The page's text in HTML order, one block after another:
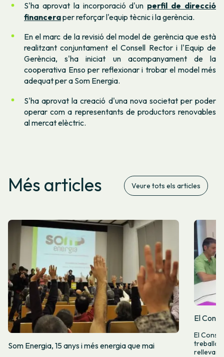
S'ha aprovat la incorporació d'un perfil de direcció
financeraper reforçar l'equip tècnic i la gerència.
En el marc de la revisió del model de gerència que està
realitzant conjuntament el Consell Rector i l'Equip de
Gerència, s'ha iniciat un acompanyament de la
cooperativa Enso per reflexionar i trobar el model més
adequat per a Som Energia.
S'ha aprovat la creació d'una nova societat per poder
operar com a representants de productors renovables
al mercat elèctric.
Més articles Veure tots els articles
Som Energia, 15 anys i més energia que mai
El
El